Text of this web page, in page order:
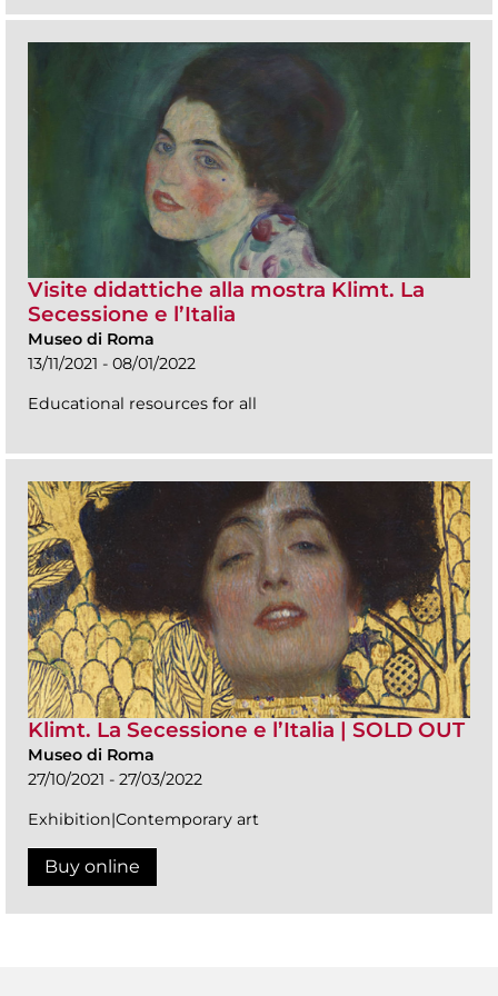
Visite didattiche alla mostra Klimt. La
Secessione e l’Italia
Museo di Roma
13/11/2021 - 08/01/2022
Educational resources for all
Klimt. La Secessione e l’Italia | SOLD OUT
Museo di Roma
27/10/2021 - 27/03/2022
Exhibition|Contemporary art
Buy online